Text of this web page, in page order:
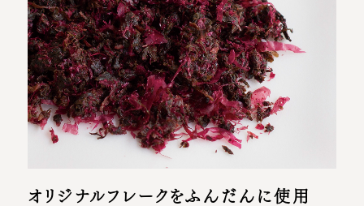
オリジナルフレークをふんだんに使用